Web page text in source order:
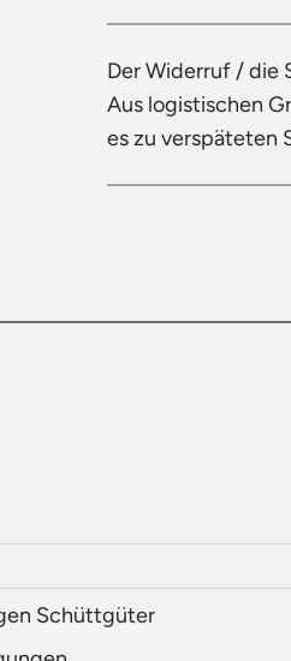
Der Widerruf / die
Aus logistischen
es zu verspäteten
Schüttgüter